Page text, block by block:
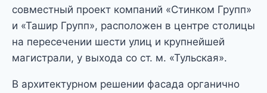
совместный проект компаний «Стинком Групп»
и «Ташир Групп», расположен в центре столицы
на пересечении шести улиц и крупнейшей
магистрали, у выхода со ст. м. «Тульская».
В архитектурном решении фасада органично